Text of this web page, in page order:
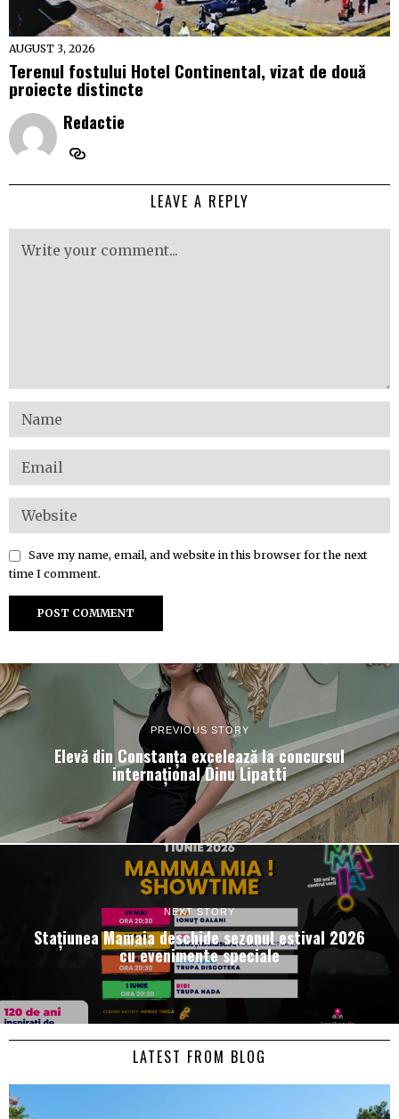
AUGUST 3, 2026
Terenul fostului Hotel Continental, vizat de două
proiecte distincte
Redactie
LEAVE A REPLY
Save my name, email, and website in this browser for the next
time I comment.
PREVIOUS STORY
Elevă din Constanța excelează la concursul
internațional Dinu Lipatti
NEXT STORY
Stațiunea Mamaia deschide sezonul estival 2026
cu evenimente speciale
LATEST FROM BLOG